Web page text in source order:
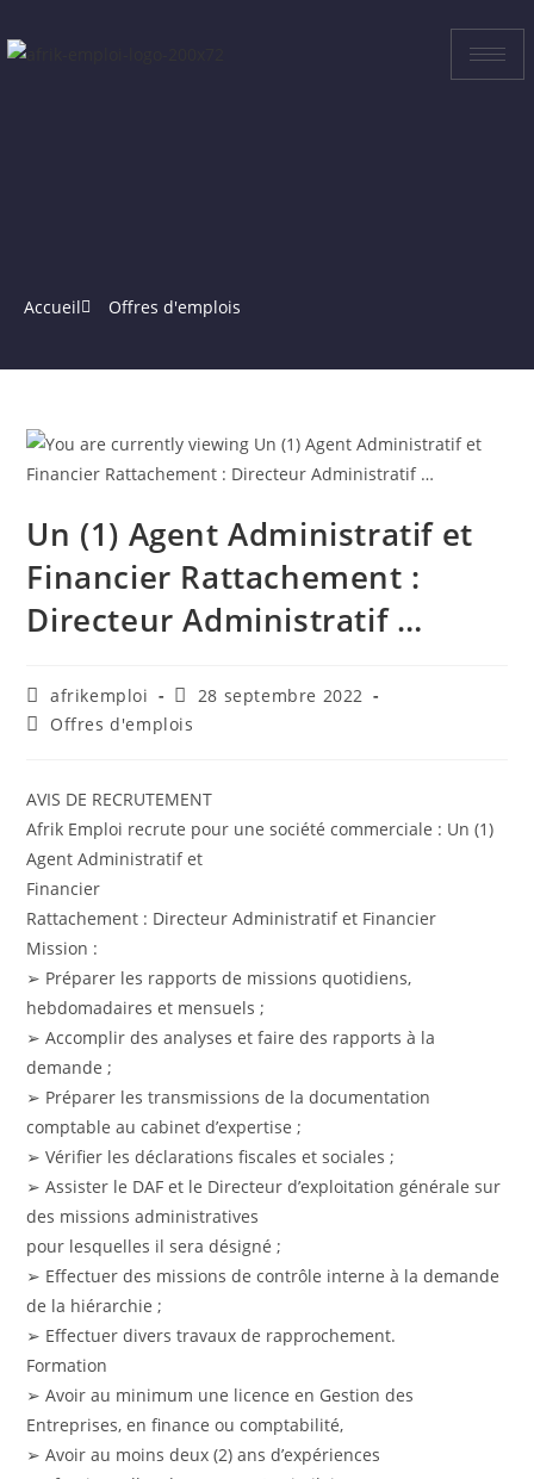
Accueil Offres d'emplois
Un (1) Agent Administratif et
Financier Rattachement :
Directeur Administratif …
afrikemploi
28 septembre 2022
Offres d'emplois
AVIS DE RECRUTEMENT
Afrik Emploi recrute pour une société commerciale : Un (1)
Agent Administratif et
Financier
Rattachement : Directeur Administratif et Financier
Mission :
➢ Préparer les rapports de missions quotidiens,
hebdomadaires et mensuels ;
➢ Accomplir des analyses et faire des rapports à la
demande ;
➢ Préparer les transmissions de la documentation
comptable au cabinet d’expertise ;
➢ Vérifier les déclarations fiscales et sociales ;
➢ Assister le DAF et le Directeur d’exploitation générale sur
des missions administratives
pour lesquelles il sera désigné ;
➢ Effectuer des missions de contrôle interne à la demande
de la hiérarchie ;
➢ Effectuer divers travaux de rapprochement.
Formation
➢ Avoir au minimum une licence en Gestion des
Entreprises, en finance ou comptabilité,
➢ Avoir au moins deux (2) ans d’expériences